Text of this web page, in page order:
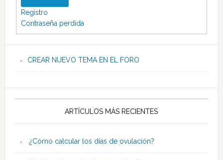
Registro
Contraseña perdida
CREAR NUEVO TEMA EN EL FORO
ARTÍCULOS MÁS RECIENTES
¿Cómo calcular los días de ovulación?